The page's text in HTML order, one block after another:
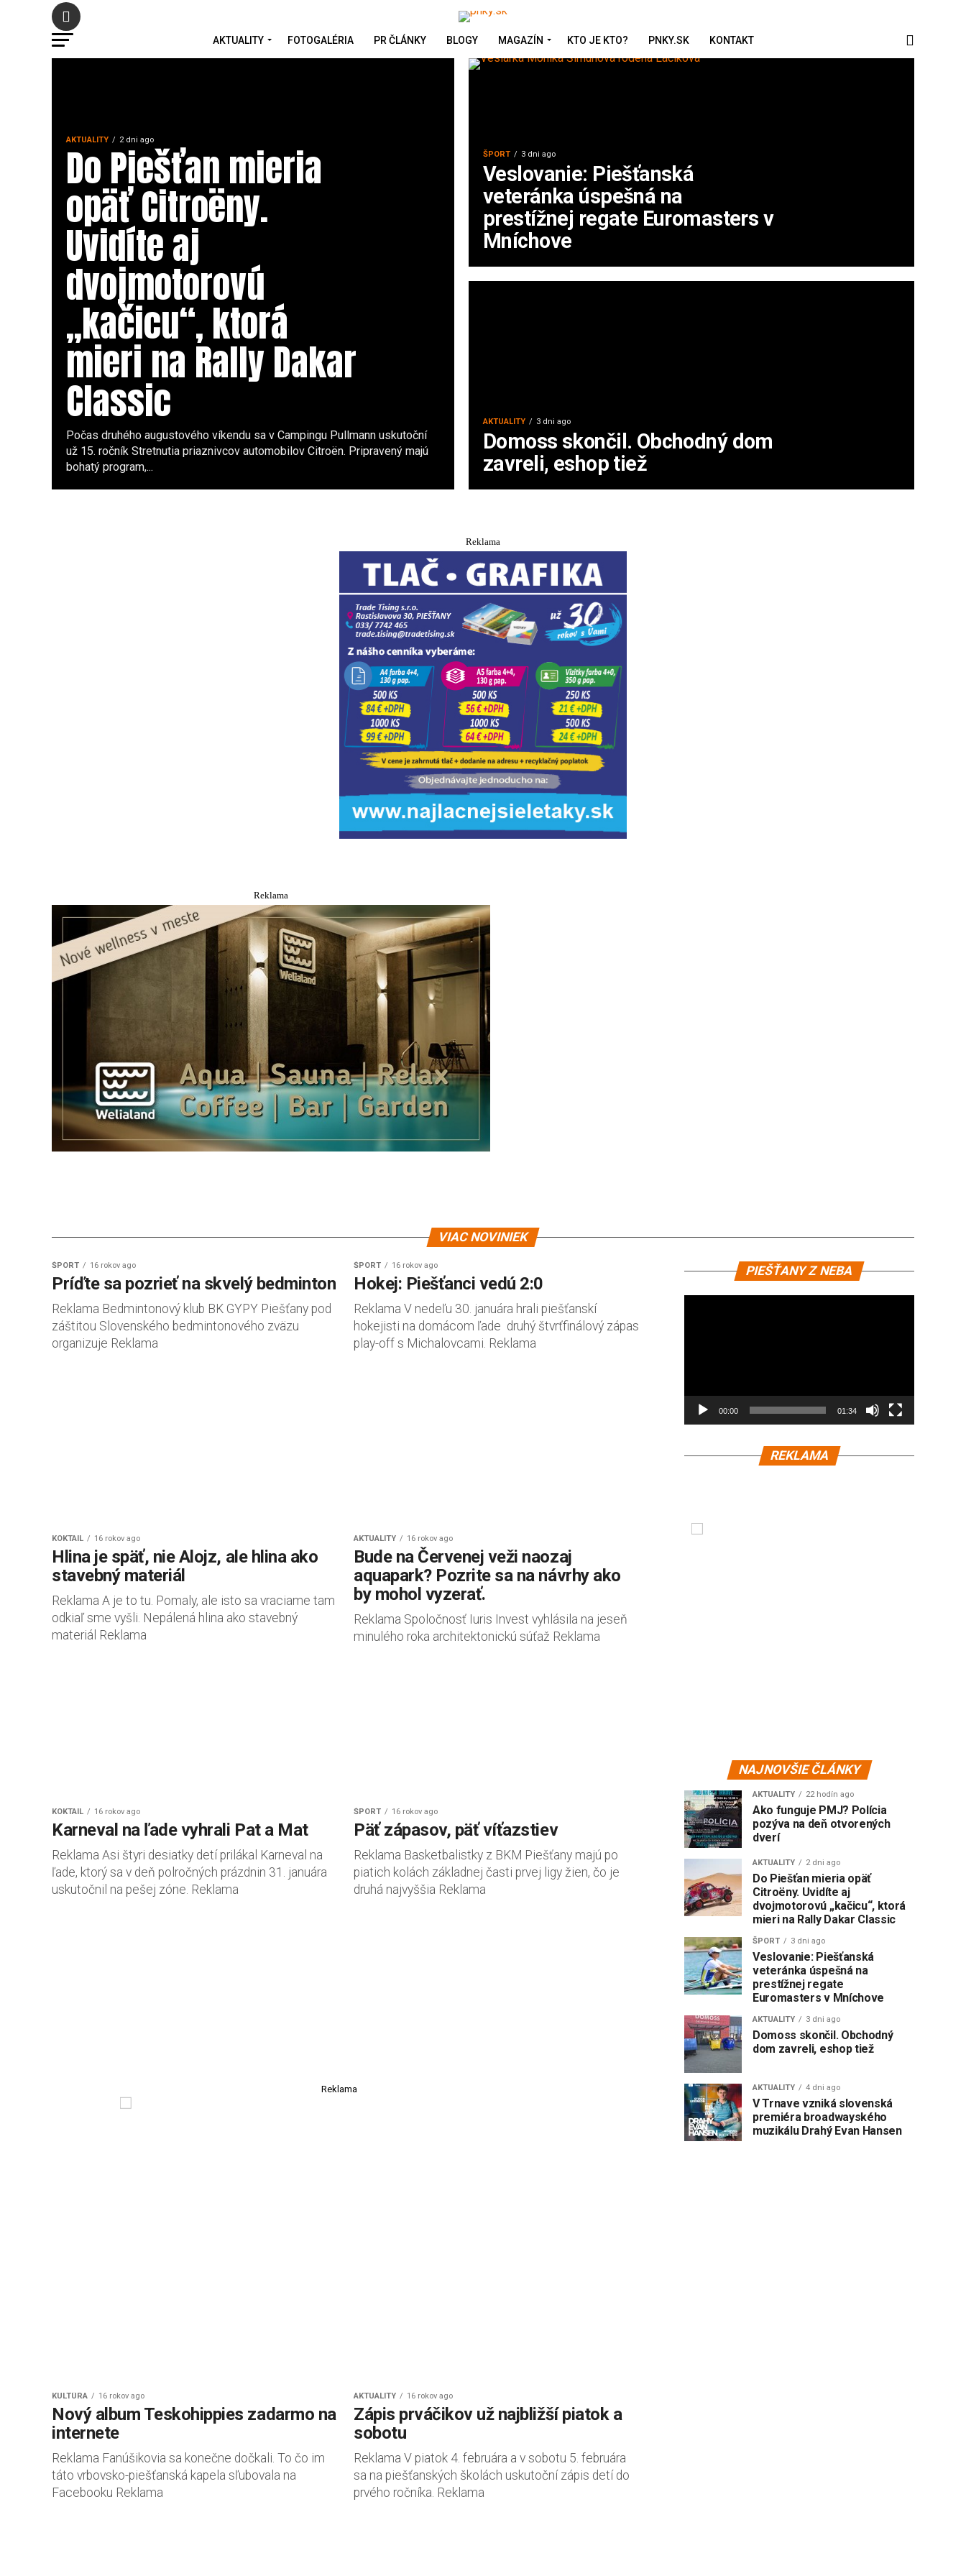
AKTUALITY FOTOGALÉRIA PR ČLÁNKY BLOGY MAGAZÍN KTO JE KTO? PNKY.SK KONTAKT
AKTUALITY 2 dni ago
Do Piešťan mieria
opäť Citroëny.
Uvidíte aj
dvojmotorovú
„kačicu“, ktorá
mieri na Rally Dakar
Classic
Počas druhého augustového víkendu sa v Campingu Pullmann uskutoční
už 15. ročník Stretnutia priaznivcov automobilov Citroën. Pripravený majú
bohatý program,...
ŠPORT 3 dni ago
Veslovanie: Piešťanská
veteránka úspešná na
prestížnej regate Euromasters v
Mníchove
AKTUALITY 3 dni ago
Domoss skončil. Obchodný dom
zavreli, eshop tiež
VIAC NOVINIEK
ŠPORT 16 rokov ago
Príďte sa pozrieť na skvelý bedminton
Reklama Bedmintonový klub BK GYPY Piešťany pod
záštitou Slovenského bedmintonového zväzu
organizuje Reklama
ŠPORT 16 rokov ago
Hokej: Piešťanci vedú 2:0
Reklama V nedeľu 30. januára hrali piešťanskí
hokejisti na domácom ľade druhý štvrťfinálový zápas
play-off s Michalovcami. Reklama
KOKTAIL 16 rokov ago
Hlina je späť, nie Alojz, ale hlina ako
stavebný materiál
Reklama A je to tu. Pomaly, ale isto sa vraciame tam
odkiaľ sme vyšli. Nepálená hlina ako stavebný
materiál Reklama
AKTUALITY 16 rokov ago
Bude na Červenej veži naozaj
aquapark? Pozrite sa na návrhy ako
by mohol vyzerať.
Reklama Spoločnosť Iuris Invest vyhlásila na jeseň
minulého roka architektonickú súťaž Reklama
KOKTAIL 16 rokov ago
Karneval na ľade vyhrali Pat a Mat
Reklama Asi štyri desiatky detí prilákal Karneval na
ľade, ktorý sa v deň polročných prázdnin 31. januára
uskutočnil na pešej zóne. Reklama
ŠPORT 16 rokov ago
Päť zápasov, päť víťazstiev
Reklama Basketbalistky z BKM Piešťany majú po
piatich kolách základnej časti prvej ligy žien, čo je
druhá najvyššia Reklama
Reklama
KULTÚRA 16 rokov ago
Nový album Teskohippies zadarmo na
internete
Reklama Fanúšikovia sa konečne dočkali. To čo im
táto vrbovsko-piešťanská kapela sľubovala na
Facebooku Reklama
AKTUALITY 16 rokov ago
Zápis prváčikov už najbližší piatok a
sobotu
Reklama V piatok 4. februára a v sobotu 5. februára
sa na piešťanských školách uskutoční zápis detí do
prvého ročníka. Reklama
PIEŠŤANY Z NEBA
prehrávač
00:00 01:34
REKLAMA
NAJNOVŠIE ČLÁNKY
AKTUALITY 22 hodín ago
Ako funguje PMJ? Polícia
pozýva na deň otvorených
dverí
AKTUALITY 2 dni ago
Do Piešťan mieria opäť
Citroëny. Uvidíte aj
dvojmotorovú „kačicu“, ktorá
mieri na Rally Dakar Classic
ŠPORT 3 dni ago
Veslovanie: Piešťanská
veteránka úspešná na
prestížnej regate
Euromasters v Mníchove
AKTUALITY 3 dni ago
Domoss skončil. Obchodný
dom zavreli, eshop tiež
AKTUALITY 4 dni ago
V Trnave vzniká slovenská
premiéra broadwayského
muzikálu Drahý Evan Hansen